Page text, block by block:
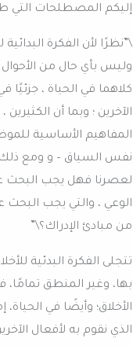
إليكم المصطلحات التي
\”نظرًا لأن الفكرة
وليس بأي حال من
كلاهما في الحياة ، جزئيًا
الآخرين ؛ وبما أن
المفاهيم الأساسية
نفس السياق – و ومع ذلك ،
لعصرنا فهل يجب البحث
الوعي ، والتي يجب البحث
من مبادئ الإدراك؟\”
تتجلى الفكرة البدئية
بها، وغير المنطق
الأخلاق؛ وأيضًا في
الذي نقوم به لأفعال